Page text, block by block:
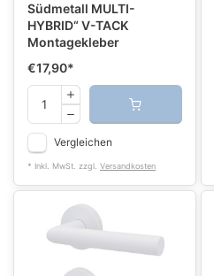
Südmetall MULTI-
HYBRID“ V-TACK
Montagekleber
€17,90*
Vergleichen
* Inkl. MwSt. zzgl. Versandkosten